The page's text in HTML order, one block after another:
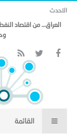
الاحدث
مذكرة التفاهم